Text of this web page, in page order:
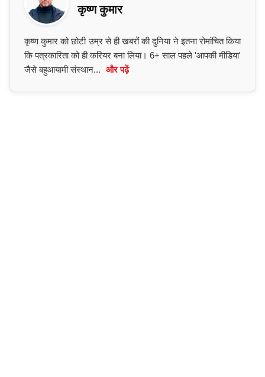
कृष्ण कुमार
कृष्ण कुमार को छोटी उम्र से ही खबरों की दुनिया ने इतना रोमांचित किया
कि पत्रकारिता को ही करियर बना लिया। 6+ साल पहले 'आपकी मीडिया'
जैसे बहुआयामी संस्थान... और पढ़ें